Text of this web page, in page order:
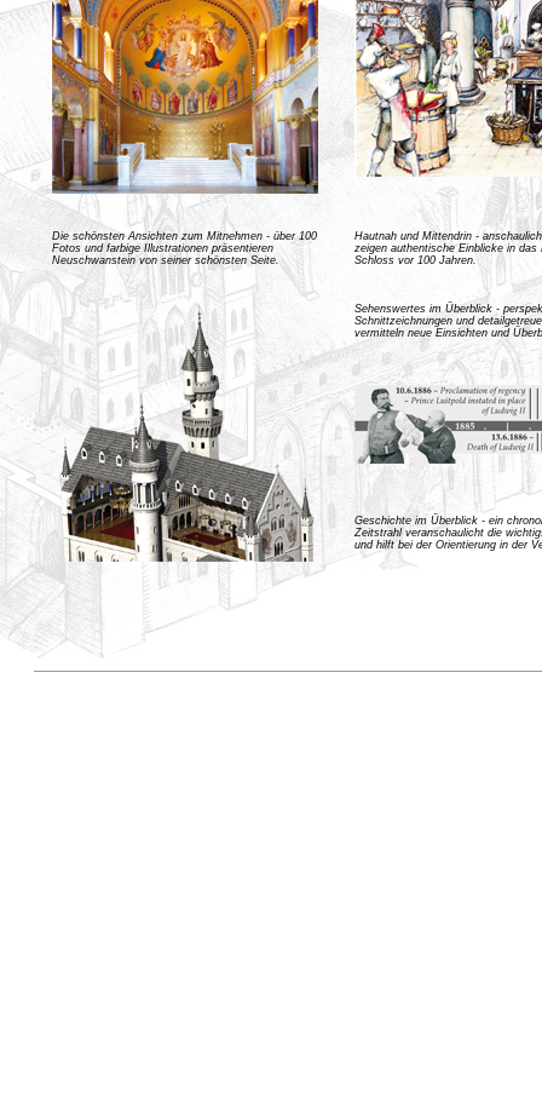
Die schönsten Ansichten zum Mitnehmen - über 100
Fotos und farbige Illustrationen präsentieren
Neuschwanstein von seiner schönsten Seite.
Hautnah und Mittendrin -
zeigen authentische Einblicke in das
Schloss vor 100 Jahren.
Sehenswertes im Überblick -
Schnittzeichnungen und
vermitteln neue Einsichten und
Geschichte im Überblick - ein
Zeitstrahl veranschaulicht die
und hilft bei der Orientierung in der